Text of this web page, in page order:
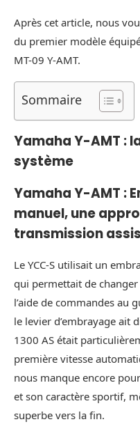
Après cet article, nous
du premier modèle
MT-09 Y-AMT.
Sommaire
Yamaha Y-AMT :
système
Yamaha Y-AMT :
manuel, une
transmission
Le YCC-S utilisait un
qui permettait de
l’aide de commandes au
le levier d’embrayage ait
1300 AS était
première vitesse
nous manque encore
et son caractère sportif,
superbe vers la fin.